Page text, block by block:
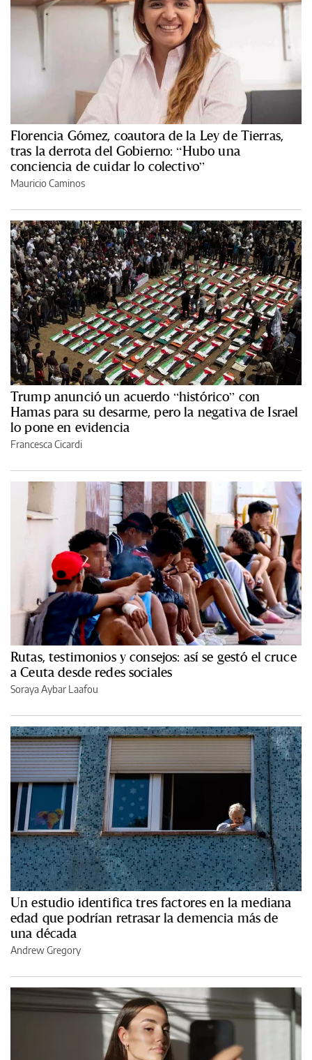
Florencia Gómez, coautora de la Ley de Tierras,
tras la derrota del Gobierno: “Hubo una
conciencia de cuidar lo colectivo”
Mauricio Caminos
Trump anunció un acuerdo “histórico” con
Hamas para su desarme, pero la negativa de Israel
lo pone en evidencia
Francesca Cicardi
Rutas, testimonios y consejos: así se gestó el cruce
a Ceuta desde redes sociales
Soraya Aybar Laafou
Un estudio identifica tres factores en la mediana
edad que podrían retrasar la demencia más de
una década
Andrew Gregory